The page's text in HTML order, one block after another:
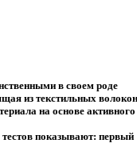
в своем роде
из текстильных
на основе активного
показывают: первый